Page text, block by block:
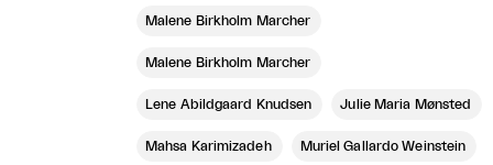
Malene Birkholm Marcher
Malene Birkholm Marcher
Lene Abildgaard Knudsen Julie Maria Mønsted
Mahsa Karimizadeh Muriel Gallardo Weinstein